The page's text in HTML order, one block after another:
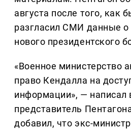
августа после того, как
разгласил СМИ данные о
нового президентского
«Военное министерство
право Кендалла на
информации», — написал
представитель
добавил, что экс-